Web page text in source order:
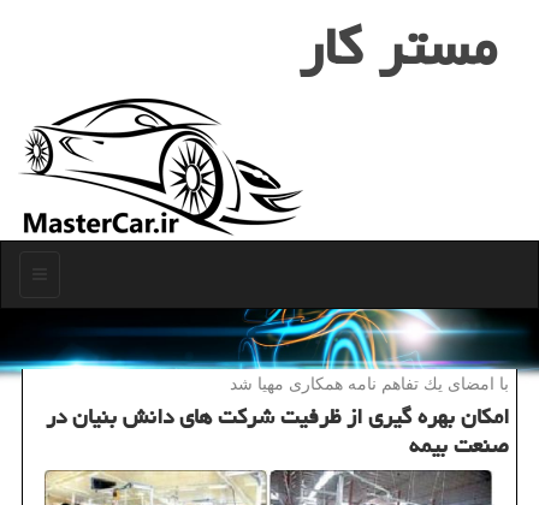
مستر كار
با امضای یك تفاهم نامه همكاری مهیا شد
امكان بهره گیری از ظرفیت شركت های دانش بنیان در
صنعت بیمه